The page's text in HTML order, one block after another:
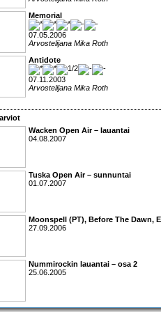
Memorial
07.05.2006
Arvostelijana Mika Roth
Antidote
07.11.2003
Arvostelijana Mika Roth
Wacken Open Air – lauantai
04.08.2007
Tuska Open Air – sunnuntai
01.07.2007
Moonspell (PT), Before The Dawn,
27.09.2006
Nummirockin lauantai – osa 2
25.06.2005